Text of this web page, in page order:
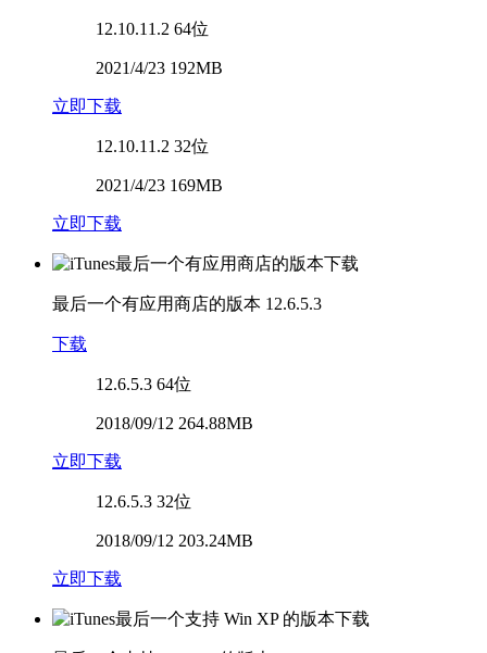
12.10.11.2 64位
2021/4/23 192MB
立即下载
12.10.11.2 32位
2021/4/23 169MB
立即下载
最后一个有应用商店的版本 12.6.5.3
下载
12.6.5.3 64位
2018/09/12 264.88MB
立即下载
12.6.5.3 32位
2018/09/12 203.24MB
立即下载